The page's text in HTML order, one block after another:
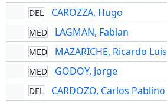
DEL CAROZZA, Hugo
MED LAGMAN, Fabian
MED MAZARICHE, Ricardo Luis
MED GODOY, Jorge
DEL CARDOZO, Carlos Pablino